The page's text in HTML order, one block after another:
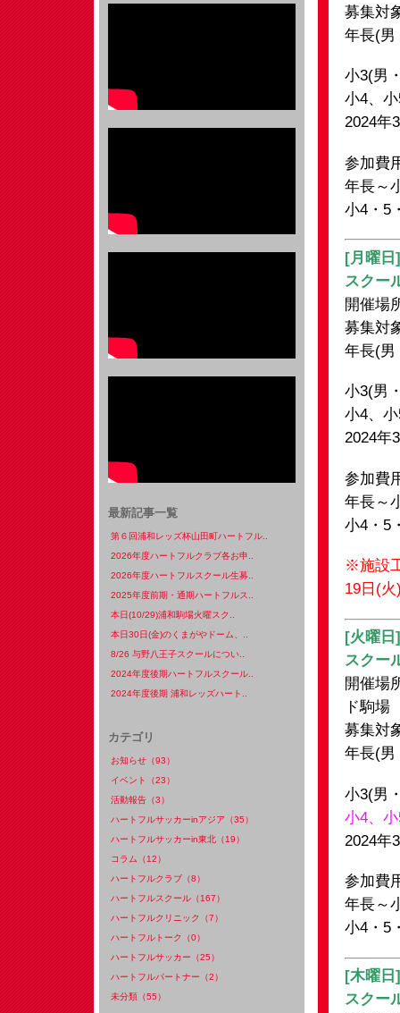
募集対
年長(男
小3(男
小4、
2024年
参加費
年長～
小4・5
[月曜日]
スクー
開催場
募集対
年長(男
小3(男
小4、
2024年
参加費
年長～
小4・5
※施設
19日(
[火曜日]
スクー
開催場
ド駒場
募集対
年長(男
小3(男
小4、
2024年
参加費
年長～
小4・5
[木曜日]
スクー
最新記事一覧
第６回浦和レッズ杯山田町ハートフル..
2026年度ハートフルクラブ各お申..
2026年度ハートフルスクール生募..
2025年度前期・通期ハートフルス..
本日(10/29)浦和駒場火曜スク..
本日30日(金)のくまがやドーム、..
8/26 与野八王子スクールについ..
2024年度後期ハートフルスクール..
2024年度後期 浦和レッズハート..
カテゴリ
お知らせ（93）
イベント（23）
活動報告（3）
ハートフルサッカーinアジア（35）
ハートフルサッカーin東北（19）
コラム（12）
ハートフルクラブ（8）
ハートフルスクール（167）
ハートフルクリニック（7）
ハートフルトーク（0）
ハートフルサッカー（25）
ハートフルパートナー（2）
未分類（55）